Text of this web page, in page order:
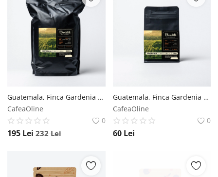
Guatemala, Finca Gardenia - 1 kg Baristelli
CafeaOline
0
195 Lei 232Lei
Guatemala, Finca Gardenia - 250 g Baristelli
CafeaOline
0
60 Lei